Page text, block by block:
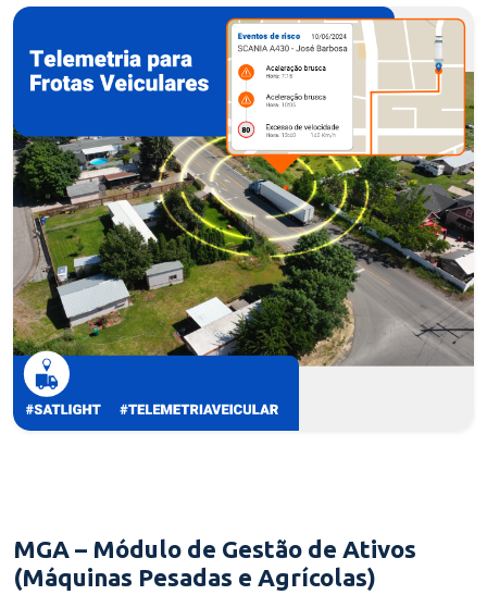
MGA – Módulo de Gestão de Ativos
(Máquinas Pesadas e Agrícolas)